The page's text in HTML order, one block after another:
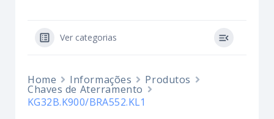
Ver categorias
Home Informações Produtos
Chaves de Aterramento
KG32B.K900/BRA552.KL1